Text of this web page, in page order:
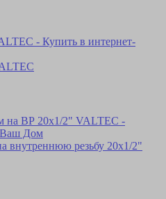
внутреннюю резьбу 20х1/2"